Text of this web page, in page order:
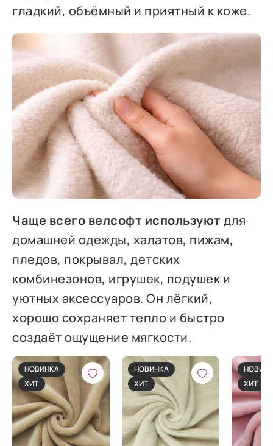
гладкий, объёмный и приятный к коже.
Чаще всего велсофт используютдля
домашней одежды, халатов, пижам,
пледов, покрывал, детских
комбинезонов, игрушек, подушек и
уютных аксессуаров. Он лёгкий,
хорошо сохраняет тепло и быстро
создаёт ощущение мягкости.
НОВИНКА
ХИТ
НОВИНКА
ХИТ
ХИТ